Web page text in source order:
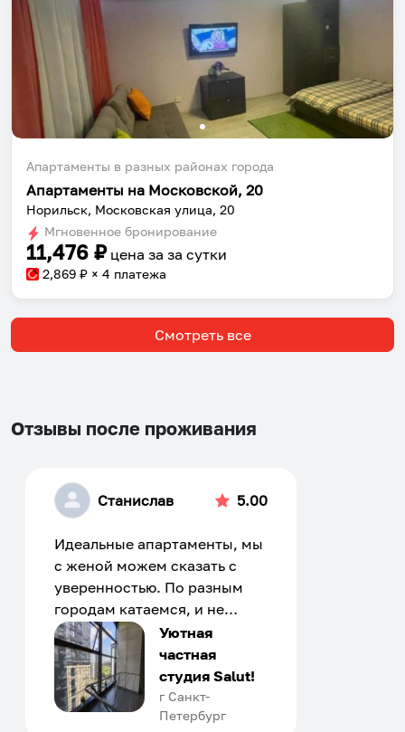
Апартаменты в разных районах города
Апартаменты на Московской, 20
Норильск, Московская улица, 20
Мгновенное бронирование
11,476 ₽ цена за за сутки
2,869 ₽ × 4 платежа
Смотреть все
Отзывы после проживания
Станислав 5.00
Идеальные апартаменты, мы
с женой можем сказать с
уверенностью. По разным
городам катаемся, и не
только в России. Сервис на
отличном уровне. Хозяин
апартаментов доброй души
человек, всегда можно
договориться, подскажет
Уютная
частная
студия Salut!
г Санкт-
Петербург